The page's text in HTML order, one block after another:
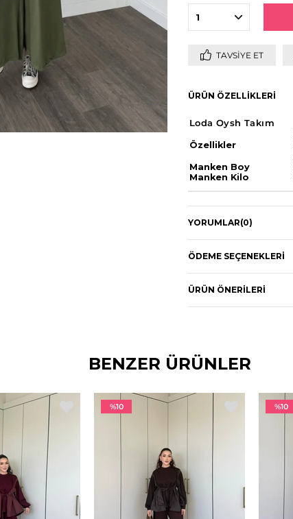
TAVSIYE ET
ÜRÜN ÖZELLIKLERI
Loda Oysh Takım
Özellikler
Manken Boy
Manken Kilo
YORUMLAR(0)
ÖDEME SEÇENEKLERI
ÜRÜN ÖNERILERI
BENZER ÜRÜNLER
%10 %10